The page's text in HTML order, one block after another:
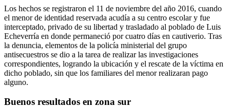
Los hechos se registraron el 11 de noviembre del año 2016, cuando
el menor de identidad reservada acudía a su centro escolar y fue
interceptado, privado de su libertad y trasladado al poblado de Luis
Echeverría en donde permaneció por cuatro días en cautiverio. Tras
la denuncia, elementos de la policía ministerial del grupo
antisecuestros se dio a la tarea de realizar las investigaciones
correspondientes, logrando la ubicación y el rescate de la víctima en
dicho poblado, sin que los familiares del menor realizaran pago
alguno.
Buenos resultados en zona sur